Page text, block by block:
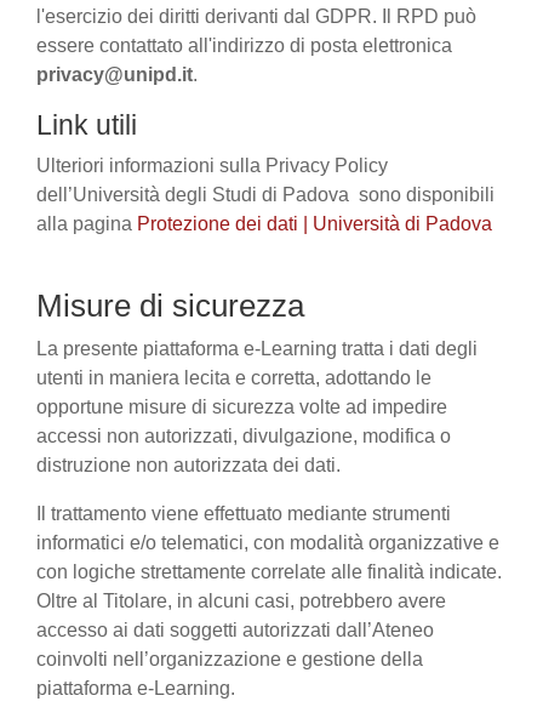
l'esercizio dei diritti derivanti dal GDPR. Il RPD può
essere contattato all'indirizzo di posta elettronica
privacy@unipd.it.
Link utili
Ulteriori informazioni sulla Privacy Policy
dell’Università degli Studi di Padova sono disponibili
alla pagina Protezione dei dati | Università di Padova
Misure di sicurezza
La presente piattaforma e-Learning tratta i dati degli
utenti in maniera lecita e corretta, adottando le
opportune misure di sicurezza volte ad impedire
accessi non autorizzati, divulgazione, modifica o
distruzione non autorizzata dei dati.
Il trattamento viene effettuato mediante strumenti
informatici e/o telematici, con modalità organizzative e
con logiche strettamente correlate alle finalità indicate.
Oltre al Titolare, in alcuni casi, potrebbero avere
accesso ai dati soggetti autorizzati dall’Ateneo
coinvolti nell’organizzazione e gestione della
piattaforma e-Learning.